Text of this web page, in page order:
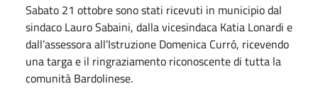
Sabato 21 ottobre sono stati ricevuti in municipio dal
sindaco Lauro Sabaini, dalla vicesindaca Katia Lonardi e
dall’assessora all’Istruzione Domenica Curró, ricevendo
una targa e il ringraziamento riconoscente di tutta la
comunità Bardolinese.